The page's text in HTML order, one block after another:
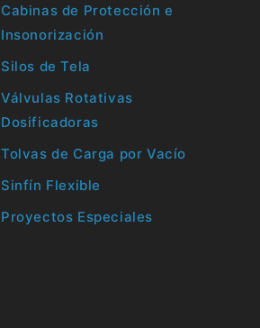
Cabinas de Protección e
Insonorización
Silos de Tela
Válvulas Rotativas
Dosificadoras
Tolvas de Carga por Vacío
Sinfín Flexible
Proyectos Especiales